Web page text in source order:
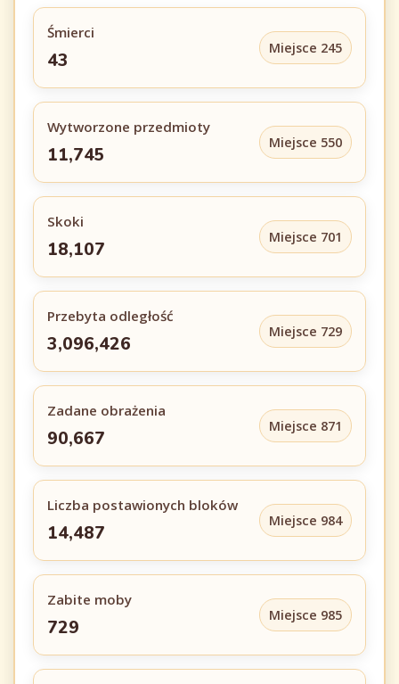
Śmierci
43
Miejsce 245
Wytworzone przedmioty
11,745
Miejsce 550
Skoki
18,107
Miejsce 701
Przebyta odległość
3,096,426
Miejsce 729
Zadane obrażenia
90,667
Miejsce 871
Liczba postawionych bloków
14,487
Miejsce 984
Zabite moby
729
Miejsce 985